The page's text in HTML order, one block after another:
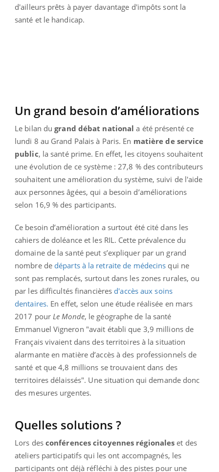
d'ailleurs prêts à payer davantage d'impôts sont la
santé et le handicap.
Un grand besoin d’améliorations
Le bilan dugrand débat national a été présenté ce
lundi 8 au Grand Palais à Paris. En matière de service
public, la santé prime. En effet, les citoyens souhaitent
une évolution de ce système : 27,8 % des contributeurs
souhaitent une amélioration du système, suivi de l'aide
aux personnes âgées, qui a besoin d’améliorations
selon 16,9 % des participants.
Ce besoin d’amélioration a surtout été cité dans les
cahiers de doléance et les RIL. Cette prévalence du
domaine de la santé peut s’expliquer par un grand
nombre de départs à la retraite de médecins qui ne
sont pas remplacés, surtout dans les zones rurales, ou
par les difficultés financières d'accès aux soins
dentaires. En effet, selon une étude réalisée en mars
2017 pour Le Monde, le géographe de la santé
Emmanuel Vigneron "avait établi que 3,9 millions de
Français vivaient dans des territoires à la situation
alarmante en matière d’accès à des professionnels de
santé et que 4,8 millions se trouvaient dans des
territoires délaissés". Une situation qui demande donc
des mesures urgentes.
Quelles solutions ?
Lors des conférences citoyennes régionales et des
ateliers participatifs qui les ont accompagnés, les
participants ont déjà réfléchi à des pistes pour une